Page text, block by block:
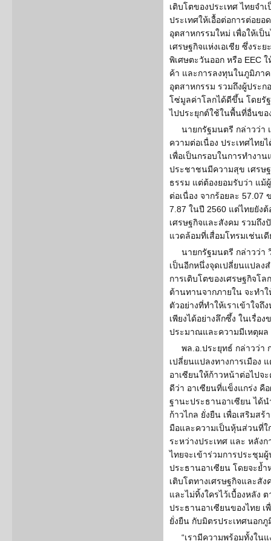
เติบโตของประเทศ ไทยจ
ประเทศให้เอื้อต่อการต่อย
อุตสาหกรรมใหม่ เพื่อให้เป็
เศรษฐกิจแห่งเอเชีย ซึ่งระ
พิเศษตะวันออก หรือ EEC
ค้า และการลงทุนในภูมิภา
อุตสาหกรรม รวมถึงผู้ประก
โซ่มูลค่าโลกได้ดีขึ้น โดยรั
ไปประยุกต์ใช้ในพื้นที่อื่นขอ
นายกรัฐมนตรี กล่าวว่า
ความต่อเนื่อง ประเทศไท
เพื่อเป็นกรอบในการทำงา
ประชาชนมีความสุข เศรษ
ธรรม แต่ต้องยอมรับว่า แม้
ต่อเนื่อง จากร้อยละ 57.07
7.87 ในปี 2560 แต่ไทยยัง
เศรษฐกิจและสังคม รวมถึ
แวดล้อมที่เสื่อมโทรมเช่นเ
นายกรัฐมนตรี กล่าวว่า
เป็นอีกหนึ่งจุดเปลี่ยนแปลง
การเติบโตของเศรษฐกิจโ
ต้านทานจากภายใน จะทำใ
ตัวอย่างที่ทำให้เราเข้าใจ
เพียงได้อย่างลึกซึ้ง ในเรื่อ
ประมาณและความมีเหตุผล
พล.อ.ประยุทธ์ กล่าวว่า
เปลี่ยนแปลงทางการเมือง
อาเซียนให้ก้าวหน้าต่อไปจ
ดีว่า อาเซียนที่แข็งแกร่ง คื
ฐานะประธานอาเซียน ได้
ก้าวไกล ยั่งยืน เพื่อเสริมส
มือและความเป็นหุ้นส่วนที่
ระหว่างประเทศ และ หลัง
ไทยจะเข้าร่วมการประชุม
ประธานอาเซียน โดยจะย้
เติบโตทางเศรษฐกิจและสั
และไม่ทิ้งใครไว้เบื้องหลัง
ประธานอาเซียนของไทย เ
ยั่งยืน กับมิตรประเทศนอกภู
“เรามีความพร้อมทั้งใน